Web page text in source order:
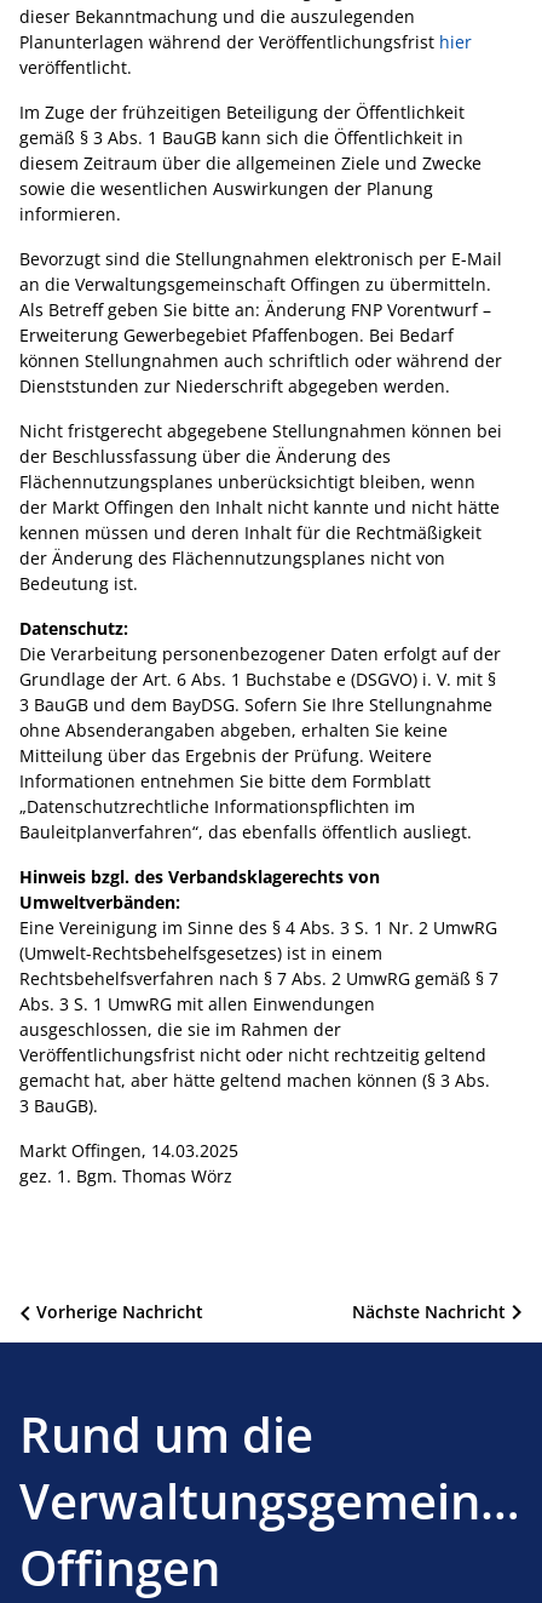
dieser Bekanntmachung und die auszulegenden
Planunterlagen während der Veröffentlichungsfrist hier
veröffentlicht.
Im Zuge der frühzeitigen Beteiligung der Öffentlichkeit
gemäß § 3 Abs. 1 BauGB kann sich die Öffentlichkeit in
diesem Zeitraum über die allgemeinen Ziele und Zwecke
sowie die wesentlichen Auswirkungen der Planung
informieren.
Bevorzugt sind die Stellungnahmen elektronisch per E-Mail
an die Verwaltungsgemeinschaft Offingen zu übermitteln.
Als Betreff geben Sie bitte an: Änderung FNP Vorentwurf –
Erweiterung Gewerbegebiet Pfaffenbogen. Bei Bedarf
können Stellungnahmen auch schriftlich oder während der
Dienststunden zur Niederschrift abgegeben werden.
Nicht fristgerecht abgegebene Stellungnahmen können bei
der Beschlussfassung über die Änderung des
Flächennutzungsplanes unberücksichtigt bleiben, wenn
der Markt Offingen den Inhalt nicht kannte und nicht hätte
kennen müssen und deren Inhalt für die Rechtmäßigkeit
der Änderung des Flächennutzungsplanes nicht von
Bedeutung ist.
Datenschutz:
Die Verarbeitung personenbezogener Daten erfolgt auf der
Grundlage der Art. 6 Abs. 1 Buchstabe e (DSGVO) i. V. mit §
3 BauGB und dem BayDSG. Sofern Sie Ihre Stellungnahme
ohne Absenderangaben abgeben, erhalten Sie keine
Mitteilung über das Ergebnis der Prüfung. Weitere
Informationen entnehmen Sie bitte dem Formblatt
„Datenschutzrechtliche Informationspflichten im
Bauleitplanverfahren“, das ebenfalls öffentlich ausliegt.
Hinweis bzgl. des Verbandsklagerechts von
Umweltverbänden:
Eine Vereinigung im Sinne des § 4 Abs. 3 S. 1 Nr. 2 UmwRG
(Umwelt-Rechtsbehelfsgesetzes) ist in einem
Rechtsbehelfsverfahren nach § 7 Abs. 2 UmwRG gemäß § 7
Abs. 3 S. 1 UmwRG mit allen Einwendungen
ausgeschlossen, die sie im Rahmen der
Veröffentlichungsfrist nicht oder nicht rechtzeitig geltend
gemacht hat, aber hätte geltend machen können (§ 3 Abs.
3 BauGB).
Markt Offingen, 14.03.2025
gez. 1. Bgm. Thomas Wörz
Beitragsnavigation Nächste Nachricht
Vorherige Nachricht
Rund um die
Offingen